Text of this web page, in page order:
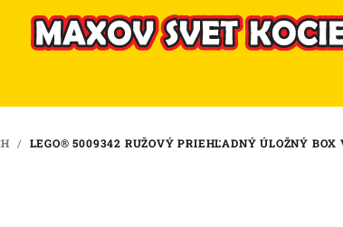
/ LEGO® 5009342 RUŽOVÝ PRIEHĽADNÝ ÚLOŽNÝ BOX